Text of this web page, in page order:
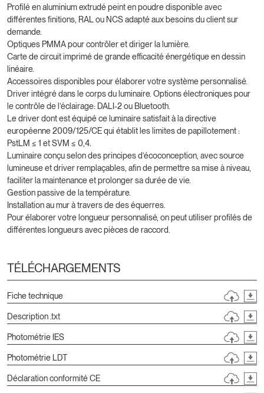
Profilé en aluminium extrudé peint en poudre disponible avec
différentes finitions, RAL ou NCS adapté aux besoins du client sur
demande.
Optiques PMMA pour contrôler et diriger la lumière.
Carte de circuit imprimé de grande efficacité énergétique en dessin
linéaire.
Accessoires disponibles pour élaborer votre système personnalisé.
Driver intégré dans le corps du luminaire. Options électroniques pour
le contrôle de l’éclairage: DALI-2 ou Bluetooth.
Le driver dont est équipé ce luminaire satisfait à la directive
européenne 2009/125/CE qui établit les limites de papillotement :
PstLM ≤ 1 et SVM ≤ 0,4.
Luminaire conçu selon des principes d’écoconception, avec source
lumineuse et driver remplaçables, afin de permettre sa mise à niveau,
faciliter la maintenance et prolonger sa durée de vie.
Gestion passive de la température.
Installation au mur à travers de des équerres.
Pour élaborer votre longueur personnalisé, on peut utiliser profilés de
différentes longueurs avec pièces de raccord.
TÉLÉCHARGEMENTS
Fiche technique
Description .txt
Photométrie IES
Photométrie LDT
Déclaration conformité CE